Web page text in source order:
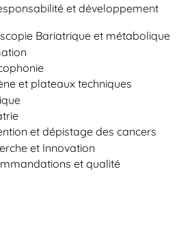
et développement
Bariatrique et métabolique
et plateaux techniques
et dépistage des cancers
et Innovation
et qualité